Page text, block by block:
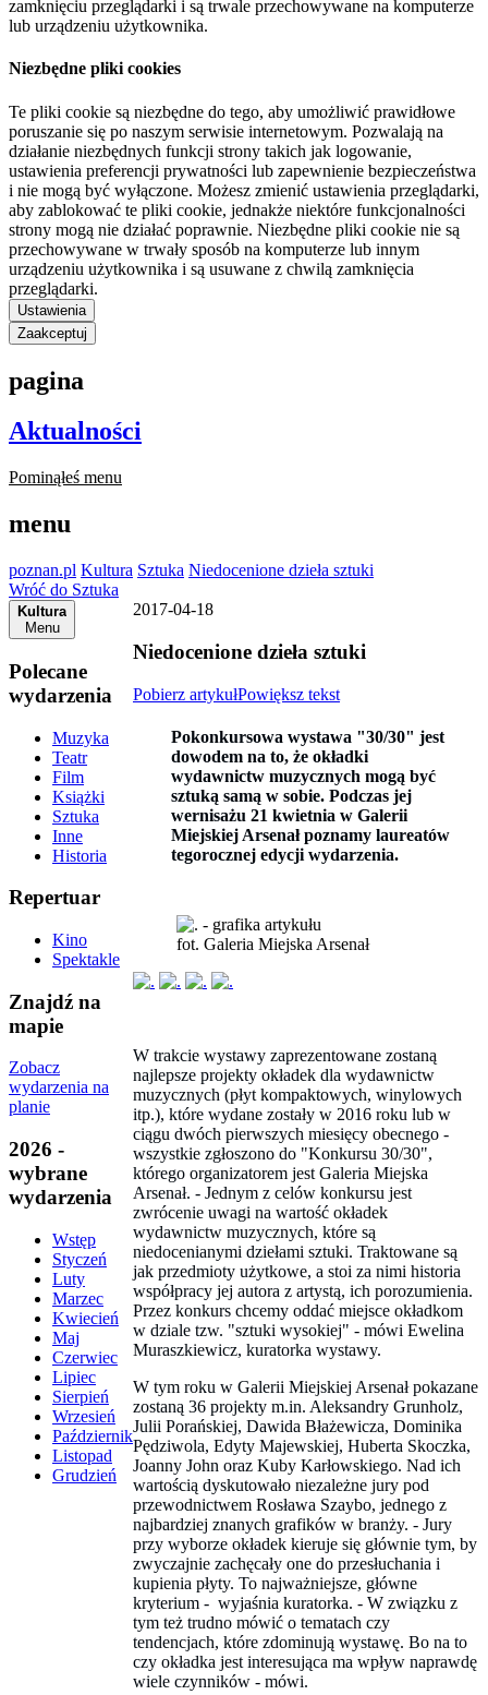
zamknięciu przeglądarki i są trwale przechowywane na komputerze
lub urządzeniu użytkownika.
Niezbędne pliki cookies
Te pliki cookie są niezbędne do tego, aby umożliwić prawidłowe
poruszanie się po naszym serwisie internetowym. Pozwalają na
działanie niezbędnych funkcji strony takich jak logowanie,
ustawienia preferencji prywatności lub zapewnienie bezpieczeństwa
i nie mogą być wyłączone. Możesz zmienić ustawienia przeglądarki,
aby zablokować te pliki cookie, jednakże niektóre funkcjonalności
strony mogą nie działać poprawnie. Niezbędne pliki cookie nie są
przechowywane w trwały sposób na komputerze lub innym
urządzeniu użytkownika i są usuwane z chwilą zamknięcia
przeglądarki.
Ustawienia
Zaakceptuj
pagina
Aktualności
Pominąłeś menu
menu
poznan.pl Kultura Sztuka Niedocenione dzieła sztuki
Wróć do Sztuka
Kultura
Menu
Polecane
wydarzenia
Muzyka
Teatr
Film
Książki
Sztuka
Inne
Historia
Repertuar
Kino
Spektakle
Znajdź na
mapie
Zobacz
wydarzenia na
planie
2026 -
wybrane
wydarzenia
Wstęp
Styczeń
Luty
Marzec
Kwiecień
Maj
Czerwiec
Lipiec
Sierpień
Wrzesień
Październik
Listopad
Grudzień
2017-04-18
Niedocenione dzieła sztuki
Pobierz artykułPowiększ tekst
Pokonkursowa wystawa "30/30" jest
dowodem na to, że okładki
wydawnictw muzycznych mogą być
sztuką samą w sobie. Podczas jej
wernisażu 21 kwietnia w Galerii
Miejskiej Arsenał poznamy laureatów
tegorocznej edycji wydarzenia.
fot. Galeria Miejska Arsenał
W trakcie wystawy zaprezentowane zostaną
najlepsze projekty okładek dla wydawnictw
muzycznych (płyt kompaktowych, winylowych
itp.), które wydane zostały w 2016 roku lub w
ciągu dwóch pierwszych miesięcy obecnego -
wszystkie zgłoszono do "Konkursu 30/30",
którego organizatorem jest Galeria Miejska
Arsenał. - Jednym z celów konkursu jest
zwrócenie uwagi na wartość okładek
wydawnictw muzycznych, które są
niedocenianymi dziełami sztuki. Traktowane są
jak przedmioty użytkowe, a stoi za nimi historia
współpracy jej autora z artystą, ich porozumienia.
Przez konkurs chcemy oddać miejsce okładkom
w dziale tzw. "sztuki wysokiej" - mówi Ewelina
Muraszkiewicz, kuratorka wystawy.
W tym roku w Galerii Miejskiej Arsenał pokazane
zostaną 36 projekty m.in. Aleksandry Grunholz,
Julii Porańskiej, Dawida Błażewicza, Dominika
Pędziwola, Edyty Majewskiej, Huberta Skoczka,
Joanny John oraz Kuby Karłowskiego. Nad ich
wartością dyskutowało niezależne jury pod
przewodnictwem Rosława Szaybo, jednego z
najbardziej znanych grafików w branży. - Jury
przy wyborze okładek kieruje się głównie tym, by
zwyczajnie zachęcały one do przesłuchania i
kupienia płyty. To najważniejsze, główne
kryterium - wyjaśnia kuratorka. - W związku z
tym też trudno mówić o tematach czy
tendencjach, które zdominują wystawę. Bo na to
czy okładka jest interesująca ma wpływ naprawdę
wiele czynników - mówi.